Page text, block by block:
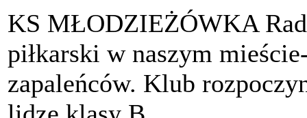
KS MŁODZIEŻÓWKA
piłkarski w naszym
zapaleńców. Klub